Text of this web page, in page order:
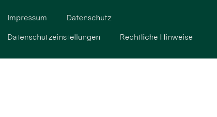
Impressum Datenschutz
Datenschutzeinstellungen Rechtliche Hinweise